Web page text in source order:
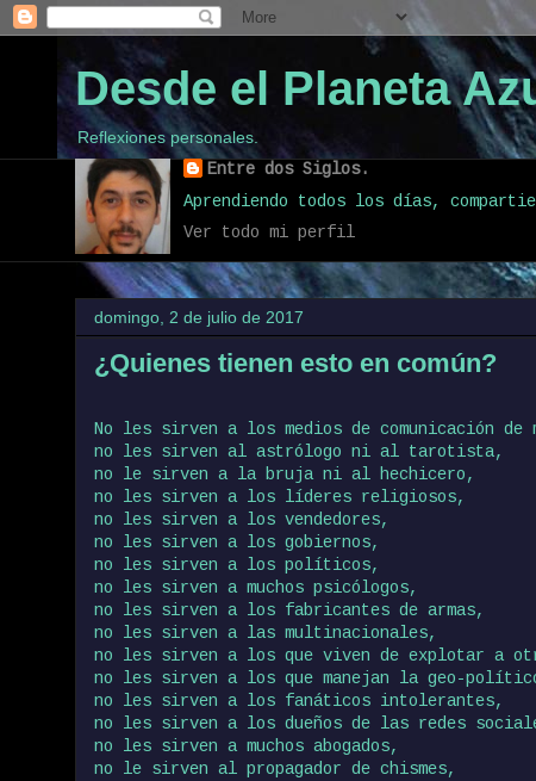
Desde el Planeta
Reflexiones personales.
Entre dos Siglos.
Aprendiendo todos los días,
Ver todo mi perfil
domingo, 2 de julio de 2017
¿Quienes tienen esto en común?
No les sirven a los medios de comunicación de
no les sirven al astrólogo ni al tarotista,
no le sirven a la bruja ni al hechicero,
no les sirven a los líderes religiosos,
no les sirven a los vendedores,
no les sirven a los gobiernos,
no les sirven a los políticos,
no les sirven a muchos psicólogos,
no les sirven a los fabricantes de armas,
no les sirven a las multinacionales,
no les sirven a los que viven de explotar a
no les sirven a los que manejan la geo-
no les sirven a los fanáticos intolerantes,
no les sirven a los dueños de las redes
no les sirven a muchos abogados,
no le sirven al propagador de chismes,